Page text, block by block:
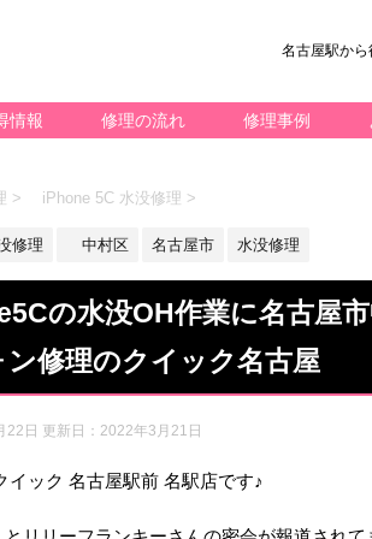
名古屋駅か
情報 修理の流れ 修理事例
> iPhone 5C 水没修理 >
修理 中村区 名古屋市 水没修理
の水没OH作業に名古屋市
ン修理のクイック名古屋
日 更新日： 2022年3月21日
イック 名古屋駅前 名駅店です♪